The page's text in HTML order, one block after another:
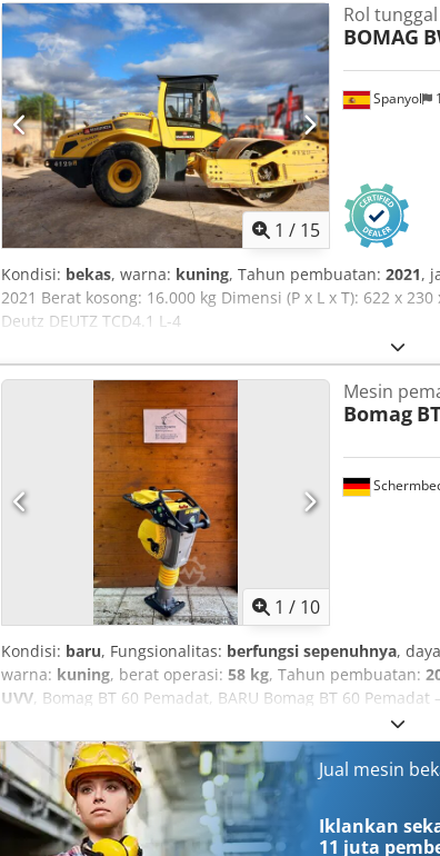
1 / 15
Spanyol
Rol tunggal
BOMAG
Kondisi: bekas, warna: kuning, Tahun pembuatan: 2021,
2021 Berat kosong: 16.000 kg Dimensi (P x L x T): 622 x
Deutz DEUTZ TCD4.1 L-4
1 / 10
Mesin
Bomag
Kondisi: baru, Fungsionalitas: berfungsi sepenuhnya,
warna: kuning, berat operasi: 58 kg, Tahun pembuatan:
UVV, Bomag BT 60 Pemadat, BARU Bomag BT 60
| Mesin bensin Honda GXR 120 | Pengukur jam kerja &
Produsen: Bomag Model: BT 60 Kondisi: BARU Berat
dasar: 23 cm Mesin: Mesin bensin Honda GXR 120 Daya
starter: Starter reversibel Fitur & Perlengkapan Utama: -
yang presisi - Konstruksi yang kokoh – ideal untuk
cm – optimal untuk parit sempit & area tepi - Mesin
Jual mesin
Iklankan
11 juta